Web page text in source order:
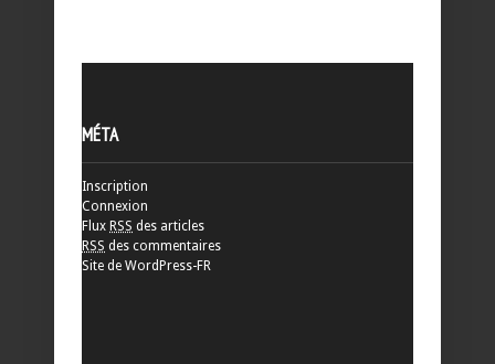
MÉTA
Inscription
Connexion
Flux RSS des articles
RSS des commentaires
Site de WordPress-FR